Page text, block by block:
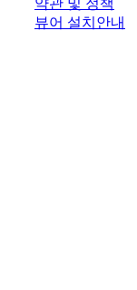
약관 및 정책
뷰어 설치안내